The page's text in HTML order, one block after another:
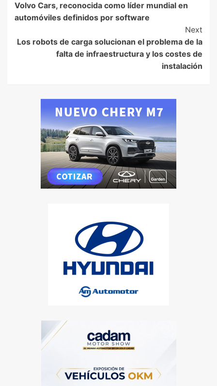
Volvo Cars, reconocida como líder mundial en
automóviles definidos por software
Next
Los robots de carga solucionan el problema de la
falta de infraestructura y los costes de
instalación